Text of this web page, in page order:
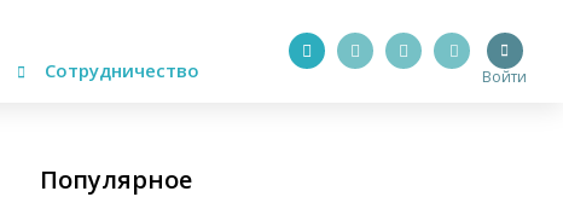
Сотрудничество Войти
Популярное